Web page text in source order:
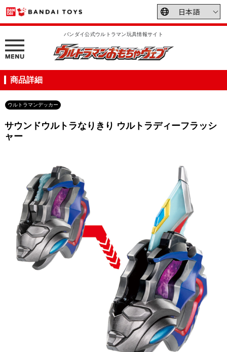
バンダイ公式ウルトラマン玩具情報サイト
商品詳細
ウルトラマンデッカー
サウンドウルトラなりきり ウルトラディーフラッシ
ャー